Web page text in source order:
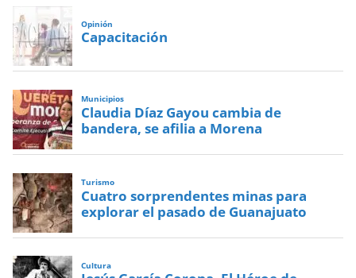
Opinión
Capacitación
Municipios
Claudia Díaz Gayou cambia de
bandera, se afilia a Morena
Turismo
Cuatro sorprendentes minas para
explorar el pasado de Guanajuato
Cultura